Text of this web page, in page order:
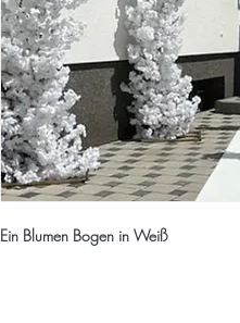
Ein Blumen Bogen in Weiß